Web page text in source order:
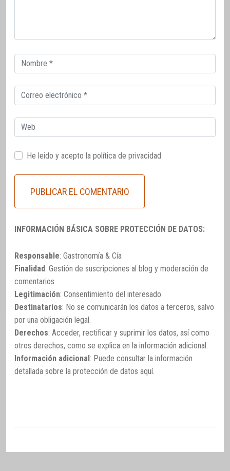
Correo
electrónico
Correo
electrónico
Web
He leido y acepto la política de privacidad
INFORMACIÓN BÁSICA SOBRE PROTECCIÓN DE DATOS:
Responsable: Gastronomía & Cía
Finalidad: Gestión de suscripciones al blog y moderación de
comentarios
Legitimación: Consentimiento del interesado
Destinatarios: No se comunicarán los datos a terceros, salvo
por una obligación legal.
Derechos: Acceder, rectificar y suprimir los datos, así como
otros derechos, como se explica en la información adicional.
Información adicional: Puede consultar la información
detallada sobre la protección de datos aquí.